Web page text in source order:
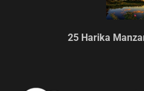
25 Harika